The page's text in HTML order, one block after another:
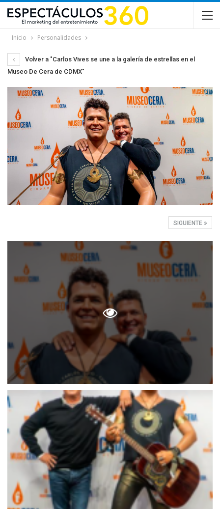
Inicio Personalidades
Volver a "Carlos Vives se une a la galería de estrellas en el
Museo De Cera de CDMX"
SIGUIENTE